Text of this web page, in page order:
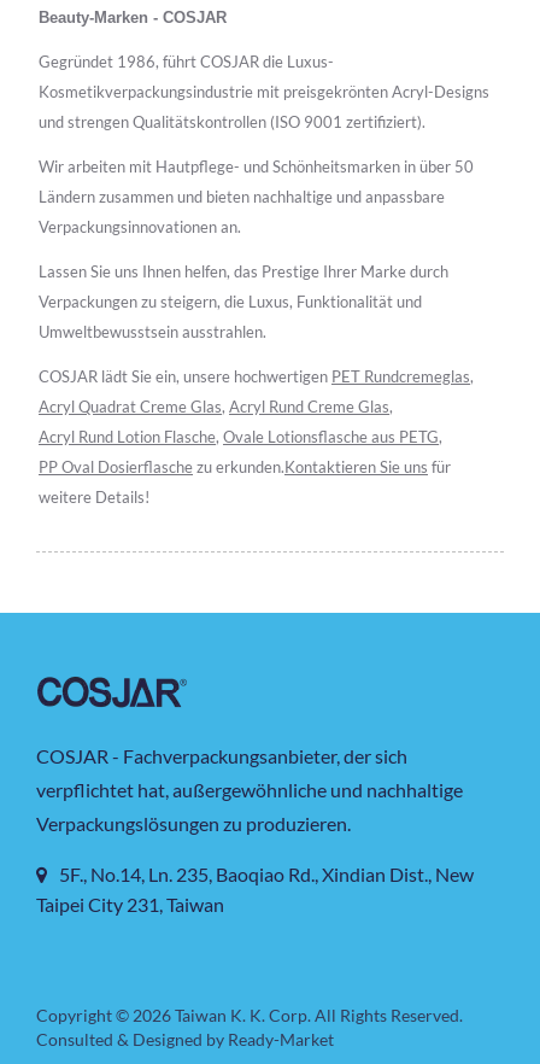
Beauty-Marken - COSJAR
Gegründet 1986, führt COSJAR die Luxus-
Kosmetikverpackungsindustrie mit preisgekrönten Acryl-Designs
und strengen Qualitätskontrollen (ISO 9001 zertifiziert).
Wir arbeiten mit Hautpflege- und Schönheitsmarken in über 50
Ländern zusammen und bieten nachhaltige und anpassbare
Verpackungsinnovationen an.
Lassen Sie uns Ihnen helfen, das Prestige Ihrer Marke durch
Verpackungen zu steigern, die Luxus, Funktionalität und
Umweltbewusstsein ausstrahlen.
COSJAR lädt Sie ein, unsere hochwertigen PET Rundcremeglas,
Acryl Quadrat Creme Glas, Acryl Rund Creme Glas,
Acryl Rund Lotion Flasche, Ovale Lotionsflasche aus PETG,
PP Oval Dosierflaschezu erkunden.Kontaktieren Sie uns für
weitere Details!
COSJAR - Fachverpackungsanbieter, der sich
verpflichtet hat, außergewöhnliche und nachhaltige
Verpackungslösungen zu produzieren.
5F., No.14, Ln. 235, Baoqiao Rd., Xindian Dist., New
Taipei City 231, Taiwan
Copyright © 2026Taiwan K. K. Corp.All Rights Reserved.
Consulted & Designed by Ready-Market